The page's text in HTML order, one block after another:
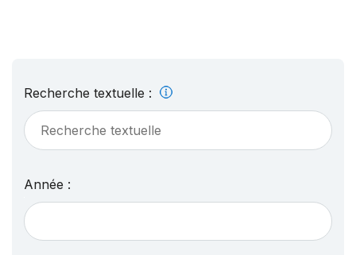
Recherche textuelle :
Année :